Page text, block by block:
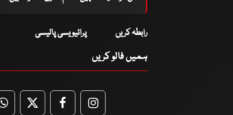
رابطہ کریں پرائیویسی پالیسی
ہمیں فالو کریں
WhatsApp
TwitterFacebookFacebook